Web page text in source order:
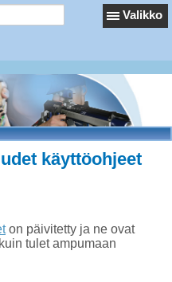
Valikko
käyttöohjeet
on päivitetty ja ne ovat
tulet ampumaan